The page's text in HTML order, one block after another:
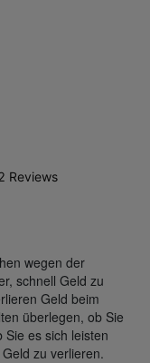
wegen der
schnell Geld zu
Geld beim
überlegen, ob Sie
es sich leisten
zu verlieren.